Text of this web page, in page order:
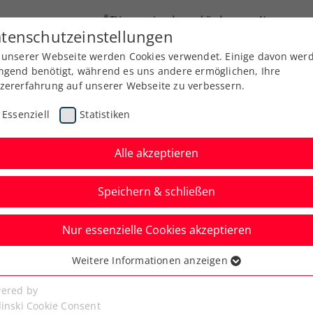
ÖTV Landesverbände News
Ausbildung Services Über uns
Aktuelle News
Webseite werden Cookies verwendet. Einige davon
benötigt, während es uns andere ermöglichen, Ihre
auf unserer Webseite zu verbessern.
Essenziell Statistiken
Alle akzeptieren
Speichern & schließen
Nur essenzielle Cookies akzeptieren
Cookies werden für grundlegende Funktionen der
benötigt. Dadurch ist gewährleistet, dass die Webseite
Weitere Informationen anzeigen
by
Cookie Consent